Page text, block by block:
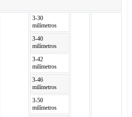
3-30
milímetros
3-40
milímetros
3-42
milímetros
3-46
milímetros
3-50
milímetros